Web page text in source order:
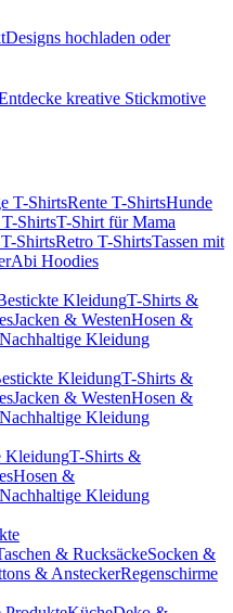
Designs hochladen oder
kreative Stickmotive
T-ShirtsRente T-ShirtsHunde
ShirtsT-Shirt für Mama
ShirtsRetro T-ShirtsTassen mit
Abi Hoodies
KleidungT-Shirts &
Jacken & WestenHosen &
Nachhaltige Kleidung
KleidungT-Shirts &
Jacken & WestenHosen &
Nachhaltige Kleidung
KleidungT-Shirts &
Hosen &
Nachhaltige Kleidung
& RucksäckeSocken &
& AnsteckerRegenschirme